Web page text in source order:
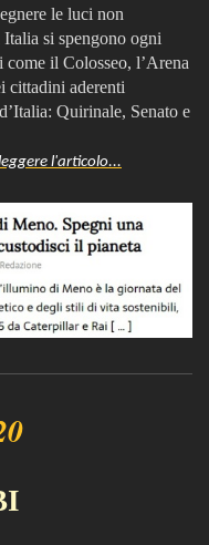
le luci non
si spengono ogni
il Colosseo, l’Arena
cittadini aderenti
Quirinale, Senato e
l'articolo...